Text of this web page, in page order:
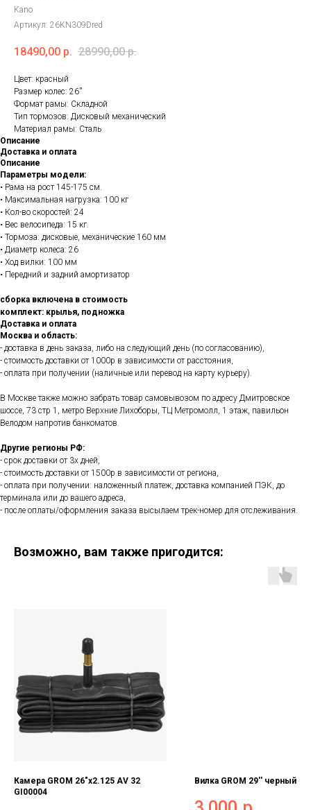
Kano
Артикул: 26KN309Dred
18490,00 р. 28990,00 р.
Цвет: красный
Размер колес: 26''
Формат рамы: Складной
Тип тормозов: Дисковый механический
Материал рамы: Сталь
Описание
Доставка и оплата
Описание
Параметры модели:
• Рама на рост 145-175 см.
• Максимальная нагрузка: 100 кг
• Кол-во скоростей: 24
• Вес велосипеда: 15 кг.
• Тормоза: дисковые, механические 160 мм
• Диаметр колеса: 26
• Ход вилки: 100 мм
• Передний и задний амортизатор
сборка включена в стоимость
комплект: крылья, подножка
Доставка и оплата
Москва и область:
- доставка в день заказа, либо на следующий день (по согласованию),
- стоимость доставки от 1000р в зависимости от расстояния,
- оплата при получении (наличные или перевод на карту курьеру).
В Москве также можно забрать товар самовывозом по адресу Дмитровское
шоссе, 73 стр 1, метро Верхние Лихоборы, ТЦ Метромолл, 1 этаж, павильон
Велодом напротив банкоматов.
Другие регионы РФ:
- срок доставки от 3х дней,
- стоимость доставки от 1500р в зависимости от региона,
- оплата при получении: наложенный платеж, доставка компанией ПЭК, до
терминала или до вашего адреса,
- после оплаты/оформления заказа высылаем трек-номер для отслеживания.
Возможно, вам также пригодится:
Камера GROM 26"x2.125 AV 32
GI00004
Вилка GROM 29'' черный